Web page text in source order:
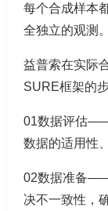
每个合成样本
全独立的观测。
益普索在实际
SURE框架的步
01数据评估
数据的适用性
02数据准备
决不一致性，